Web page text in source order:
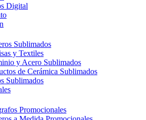
Digital
Sublimados
y Textiles
y Acero Sublimados
de Cerámica Sublimados
Sublimados
Promocionales